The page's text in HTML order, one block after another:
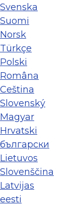
Svenska
Suomi
Norsk
Türkçe
Polski
Româna
Ceština
Slovenský
Magyar
Hrvatski
български
Lietuvos
Slovenščina
Latvijas
eesti